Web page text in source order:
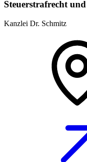
Steuerstrafrecht
Kanzlei Dr. Schmitz